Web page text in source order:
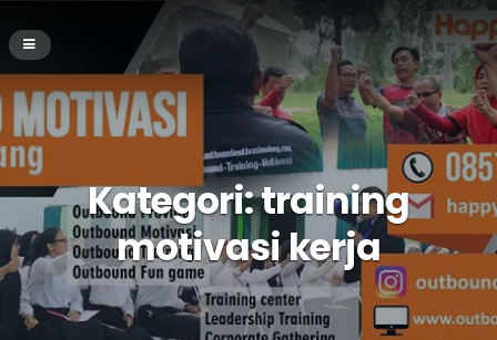
Kategori:training
motivasi kerja